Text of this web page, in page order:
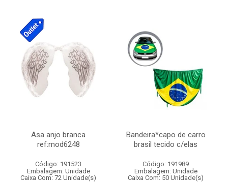
Asa anjo branca
ref:mod6248
Código: 191523
Embalagem: Unidade
Caixa Com: 72 Unidade(s)
Bandeira*capo de carro
brasil tecido c/elas
Código: 191989
Embalagem: Unidade
Caixa Com: 50 Unidade(s)